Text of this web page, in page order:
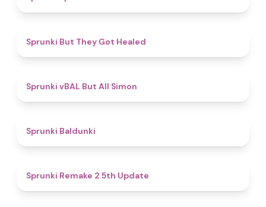
Sprunki But They Got Healed
Sprunki vBAL But All Simon
Sprunki Baldunki
Sprunki Remake 2 5th Update